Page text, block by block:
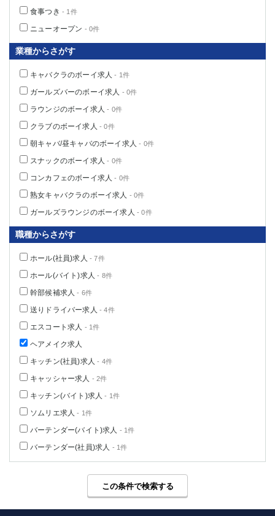
食事つき - 1件
ニューオープン - 0件
業種からさがす
キャバクラのボーイ求人 - 1件
ガールズバーのボーイ求人 - 0件
ラウンジのボーイ求人 - 0件
クラブのボーイ求人 - 0件
朝キャバ/昼キャバのボーイ求人 - 0件
スナックのボーイ求人 - 0件
コンカフェのボーイ求人 - 0件
熟女キャバクラのボーイ求人 - 0件
ガールズラウンジのボーイ求人 - 0件
職種からさがす
ホール(社員)求人 - 7件
ホール(バイト)求人 - 8件
幹部候補求人 - 6件
送りドライバー求人 - 4件
エスコート求人 - 1件
ヘアメイク求人
キッチン(社員)求人 - 4件
キャッシャー求人 - 2件
キッチン(バイト)求人 - 1件
ソムリエ求人 - 1件
バーテンダー(バイト)求人 - 1件
バーテンダー(社員)求人 - 1件
この条件で検索する
茂原
栃木県
東武宇都宮（宇都宮西口）
茨城県
土浦 ひたち野うしく
群馬県
該当求人 0 件